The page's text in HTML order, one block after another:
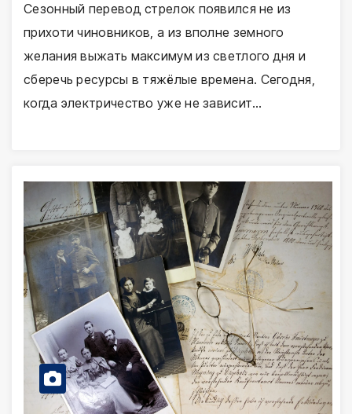
Сезонный перевод стрелок появился не из
прихоти чиновников, а из вполне земного
желания выжать максимум из светлого дня и
сберечь ресурсы в тяжёлые времена. Сегодня,
когда электричество уже не зависит…